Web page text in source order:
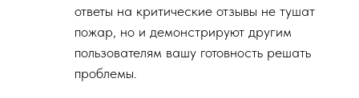
ответы на критические отзывы не тушат
пожар, но и демонстрируют другим
пользователям вашу готовность решать
проблемы.